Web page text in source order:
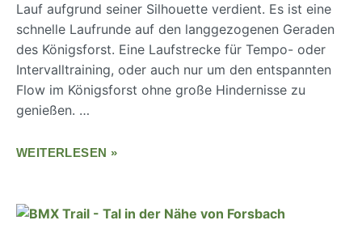
Lauf aufgrund seiner Silhouette verdient. Es ist eine
schnelle Laufrunde auf den langgezogenen Geraden
des Königsforst. Eine Laufstrecke für Tempo- oder
Intervalltraining, oder auch nur um den entspannten
Flow im Königsforst ohne große Hindernisse zu
genießen. …
WEITERLESEN »